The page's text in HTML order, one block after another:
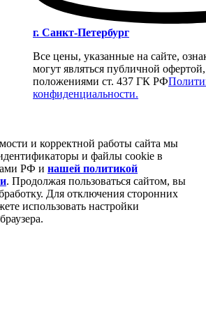
г. Санкт-Петербург
Все цены, указанные на сайте,
могут являться публичной
положениями ст. 437 ГК РФ
конфиденциальности.
и корректной работы сайта мы
и файлы cookie в
РФ и нашей политикой
. Продолжая пользоваться сайтом, вы
Для отключения сторонних
использовать настройки